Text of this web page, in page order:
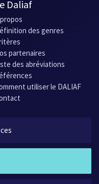
Daliaf
des genres
partenaires
des abréviations
utiliser le DALIAF